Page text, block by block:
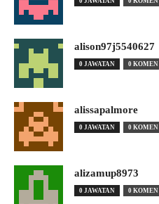
alison97j5540627
0 JAWATAN 0 KOMEN
alissapalmore
0 JAWATAN 0 KOMEN
alizamup8973
0 JAWATAN 0 KOMEN